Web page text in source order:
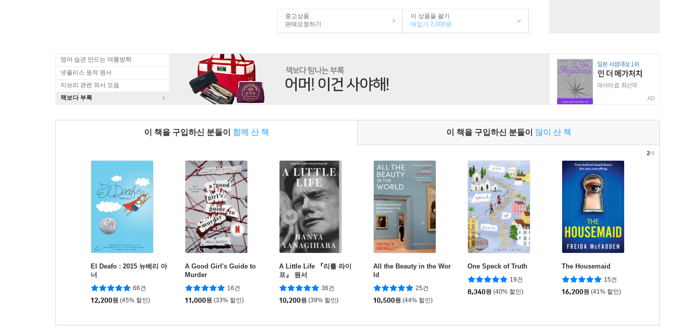
중고상품
판매요청하기
이 상품을 팔기
매입가 2,000원
영어 습관 만드는 여름방학
넷플리스 원작 원서
지브리 관련 외서 모음
책보다 부록
AD
이 책을 구입하신 분들이 함께 산 책 이 책을 구입하신 분들이 많이 산 책
El Deafo : 2015 뉴베리 아
너
66건
12,200원 (45% 할인)
A Good Girl's Guide to
Murder
16건
11,000원 (33% 할인)
A Little Life 『리틀 라이
프』 원서
36건
10,200원 (39% 할인)
All the Beauty in the Wor
ld
25건
10,500원 (44% 할인)
One Speck of Truth
19건
8,340원 (40% 할인)
The Housemaid
15건
16,200원 (41% 할인)
2/4